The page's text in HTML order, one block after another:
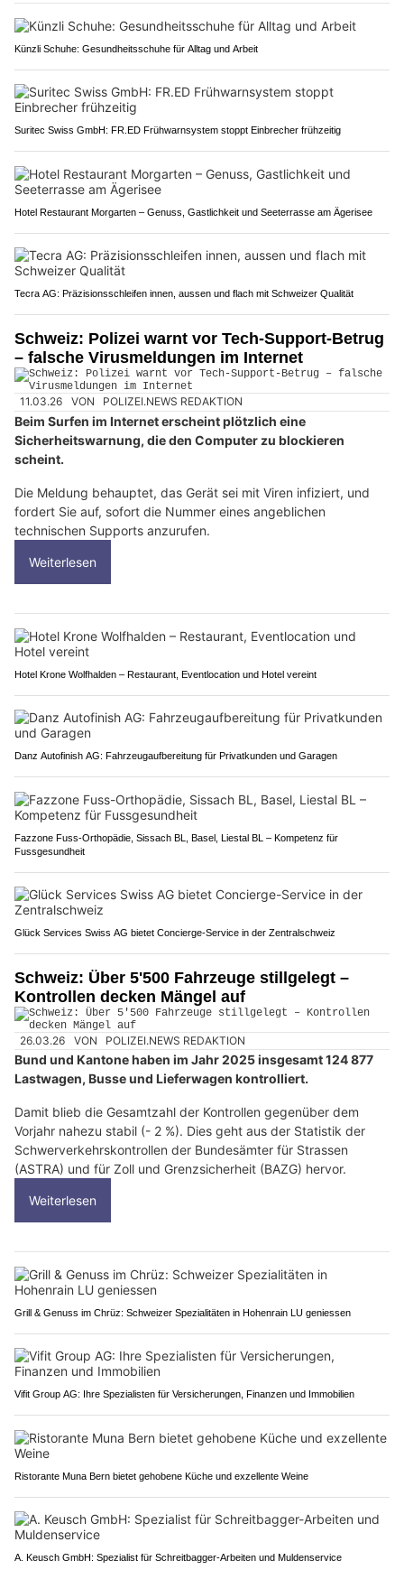
Künzli Schuhe: Gesundheitsschuhe für Alltag und Arbeit
Suritec Swiss GmbH: FR.ED Frühwarnsystem stoppt Einbrecher frühzeitig
Hotel Restaurant Morgarten – Genuss, Gastlichkeit und Seeterrasse am Ägerisee
Tecra AG: Präzisionsschleifen innen, aussen und flach mit Schweizer Qualität
Schweiz: Polizei warnt vor Tech-Support-Betrug
– falsche Virusmeldungen im Internet
11.03.26 VON POLIZEI.NEWS REDAKTION
Beim Surfen im Internet erscheint plötzlich eine
Sicherheitswarnung, die den Computer zu blockieren
scheint.
Die Meldung behauptet, das Gerät sei mit Viren infiziert, und
fordert Sie auf, sofort die Nummer eines angeblichen
technischen Supports anzurufen.
Weiterlesen
Hotel Krone Wolfhalden – Restaurant, Eventlocation und Hotel vereint
Danz Autofinish AG: Fahrzeugaufbereitung für Privatkunden und Garagen
Fazzone Fuss-Orthopädie, Sissach BL, Basel, Liestal BL – Kompetenz für
Fussgesundheit
Glück Services Swiss AG bietet Concierge-Service in der Zentralschweiz
Schweiz: Über 5'500 Fahrzeuge stillgelegt –
Kontrollen decken Mängel auf
26.03.26 VON POLIZEI.NEWS REDAKTION
Bund und Kantone haben im Jahr 2025 insgesamt 124 877
Lastwagen, Busse und Lieferwagen kontrolliert.
Damit blieb die Gesamtzahl der Kontrollen gegenüber dem
Vorjahr nahezu stabil (- 2 %). Dies geht aus der Statistik der
Schwerverkehrskontrollen der Bundesämter für Strassen
(ASTRA) und für Zoll und Grenzsicherheit (BAZG) hervor.
Weiterlesen
Grill & Genuss im Chrüz: Schweizer Spezialitäten in Hohenrain LU geniessen
Vifit Group AG: Ihre Spezialisten für Versicherungen, Finanzen und Immobilien
Ristorante Muna Bern bietet gehobene Küche und exzellente Weine
A. Keusch GmbH: Spezialist für Schreitbagger-Arbeiten und Muldenservice